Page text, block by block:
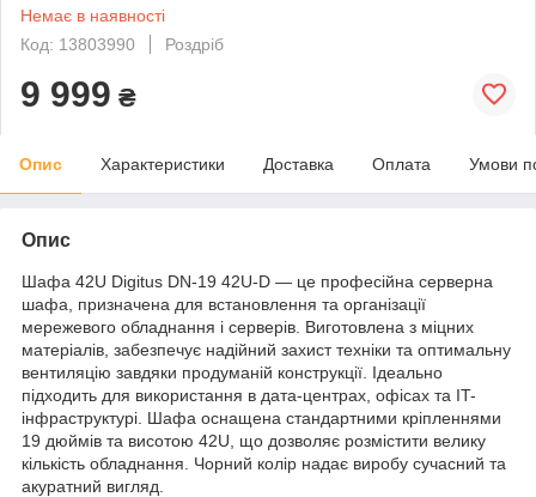
Немає в наявності
Код: 13803990
Роздріб
9 999 ₴
Опис Характеристики Доставка Оплата Умови
Опис
Шафа 42U Digitus DN-19 42U-D — це професійна серверна
шафа, призначена для встановлення та організації
мережевого обладнання і серверів. Виготовлена з міцних
матеріалів, забезпечує надійний захист техніки та оптимальну
вентиляцію завдяки продуманій конструкції. Ідеально
підходить для використання в дата-центрах, офісах та IT-
інфраструктурі. Шафа оснащена стандартними кріпленнями
19 дюймів та висотою 42U, що дозволяє розмістити велику
кількість обладнання. Чорний колір надає виробу сучасний та
акуратний вигляд.